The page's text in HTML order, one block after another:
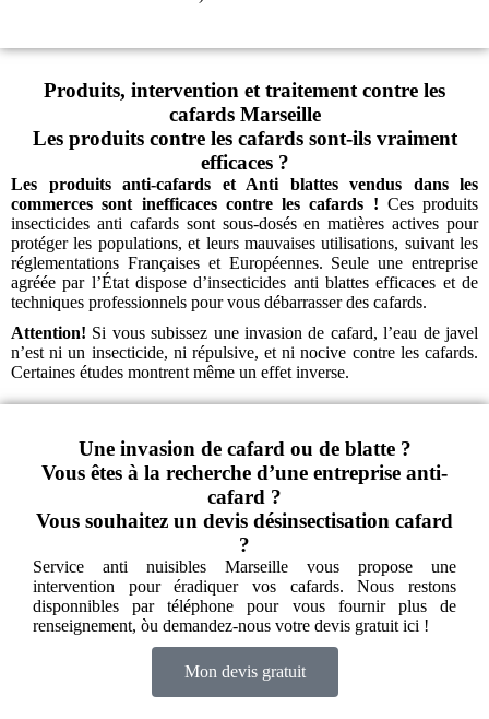
Produits, intervention et traitement contre les
cafards Marseille
Les produits contre les cafards sont-ils vraiment
efficaces ?
Les produits anti-cafards et Anti blattes vendus dans les
commerces sont inefficaces contre les cafards ! Ces produits
insecticides anti cafards sont sous-dosés en matières actives pour
protéger les populations, et leurs mauvaises utilisations, suivant les
réglementations Françaises et Européennes. Seule une entreprise
agréée par l’État dispose d’insecticides anti blattes efficaces et de
techniques professionnels pour vous débarrasser des cafards.
Attention! Si vous subissez une invasion de cafard, l’eau de javel
n’est ni un insecticide, ni répulsive, et ni nocive contre les cafards.
Certaines études montrent même un effet inverse.
Une invasion de cafard ou de blatte ?
Vous êtes à la recherche d’une entreprise anti-
cafard ?
Vous souhaitez un devis désinsectisation cafard
?
Service anti nuisibles Marseille
vous propose une
intervention pour éradiquer vos cafards. Nous restons
disponnibles par téléphone pour vous fournir plus de
renseignement, òu demandez-nous votre devis gratuit ici !
Mon devis gratuit